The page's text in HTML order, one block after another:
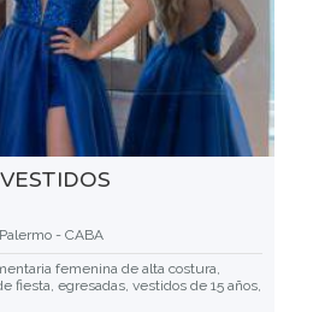
Palermo - CABA
femenina de alta costura,
fiesta, egresadas, vestidos de 15 años,